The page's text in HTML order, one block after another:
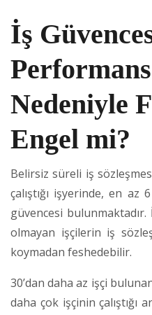
İş
Nedeniyle
Engel mi?
Belirsiz süreli iş
çalıştığı işyerinde, en az
güvencesi
olmayan işçilerin iş
koymadan feshedebilir.
30’dan daha az işçi
daha çok işçinin çalıştığı